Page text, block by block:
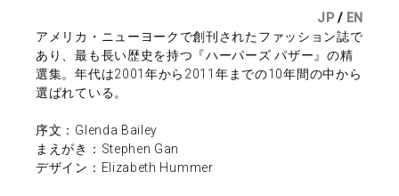
JP / EN
アメリカ・ニューヨークで創刊されたファッション誌で
あり、最も長い歴史を持つ『ハーパーズ パザー』の精
選集。年代は2001年から2011年までの10年間の中から
選ばれている。
序文：Glenda Bailey
まえがき：Stephen Gan
デザイン：Elizabeth Hummer